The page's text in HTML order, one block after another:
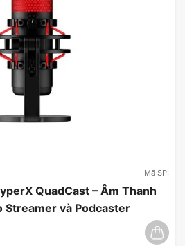
Mã SP:
QuadCast – Âm Thanh
Streamer và Podcaster